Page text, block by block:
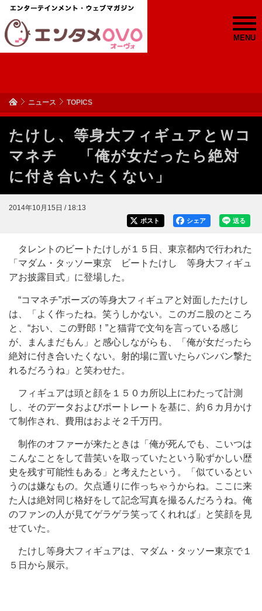
MENU
ニュース TOPICS
たけし、等身大フィギュアとＷコ
マネチ 「俺が女だったら絶対
に付き合いたくない」
2014年10月15日 / 18:13
送る
シェア
ポスト
タレントのビートたけしが１５日、東京都内で行われた
「マダム・タッソー東京 ビートたけし 等身大フィギュ
アお披露目式」に登場した。
“コマネチ”ポーズの等身大フィギュアと対面したたけし
は、「よく作ったね。笑うしかない。このガニ股のところ
と、“おい、この野郎！”と猫背で文句を言っている感じ
が、まんまだもん」と感心しながらも、「俺が女だったら
絶対に付き合いたくない。射的場に置いたらバンバン撃た
れるだろうね」と笑わせた。
フィギュアは頭と顔を１５０カ所以上にわたって計測
し、そのデータおよびポートレートを基に、約６カ月かけ
て制作され、費用はおよそ２千万円。
制作のオファーが来たときは「俺が死んでも、こいつは
こんなことをして昔笑いを取っていたという恥ずかしい歴
史を残す可能性もある」と考えたという。「似ているとい
うのは嫌なもの。欠点通りに作っちゃうからね。ここに来
た人は絶対同じ格好をして記念写真を撮るんだろうね。俺
のファンの人が見てゲラゲラ笑ってくれれば」と笑顔を見
せていた。
たけし等身大フィギュアは、マダム・タッソー東京で１
５日から展示。